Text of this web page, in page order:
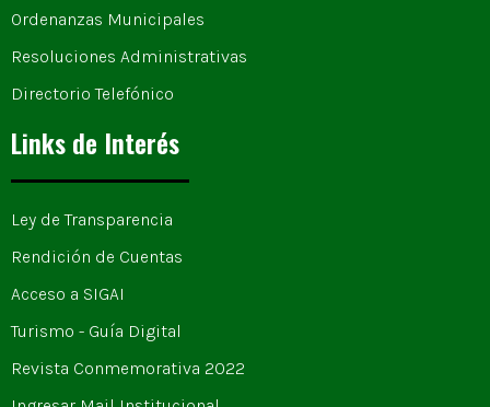
Ordenanzas Municipales
Resoluciones Administrativas
Directorio Telefónico
Links de Interés
Ley de Transparencia
Rendición de Cuentas
Acceso a SIGAI
Turismo - Guía Digital
Revista Conmemorativa 2022